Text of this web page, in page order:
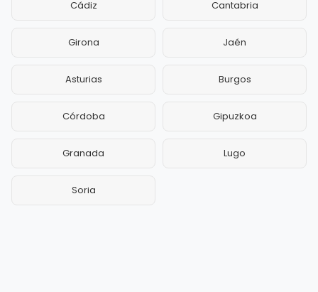
Cádiz Cantabria
Girona Jaén
Asturias Burgos
Córdoba Gipuzkoa
Granada Lugo
Soria